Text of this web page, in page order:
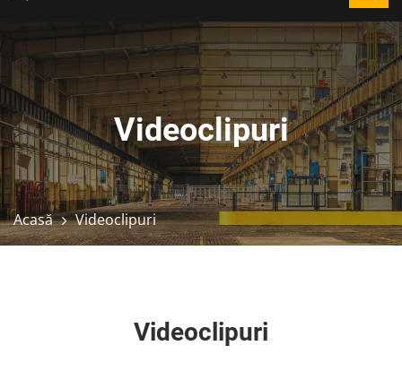
Videoclipuri
Acasă Videoclipuri
Videoclipuri